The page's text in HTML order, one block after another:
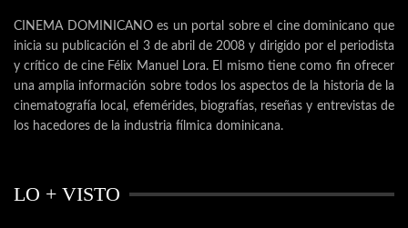
CINEMA DOMINICANO es un portal sobre el cine dominicano que
inicia su publicación el 3 de abril de 2008 y dirigido por el periodista
y crítico de cine Félix Manuel Lora. El mismo tiene como fin ofrecer
una amplia información sobre todos los aspectos de la historia de la
cinematografía local, efemérides, biografías, reseñas y entrevistas de
los hacedores de la industria fílmica dominicana.
LO + VISTO